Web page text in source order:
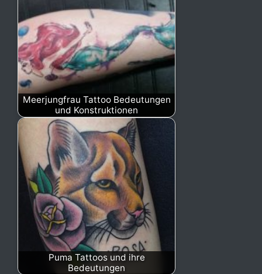
Meerjungfrau Tattoo Bedeutungen
und Konstruktionen
Puma Tattoos und ihre
Bedeutungen